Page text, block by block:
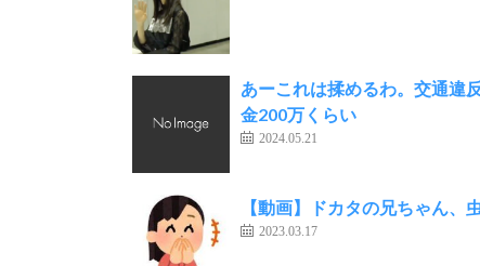
あーこれは揉めるわ。交通違
金200万くらい
2024.05.21
【動画】ドカタの兄ちゃん、
2023.03.17